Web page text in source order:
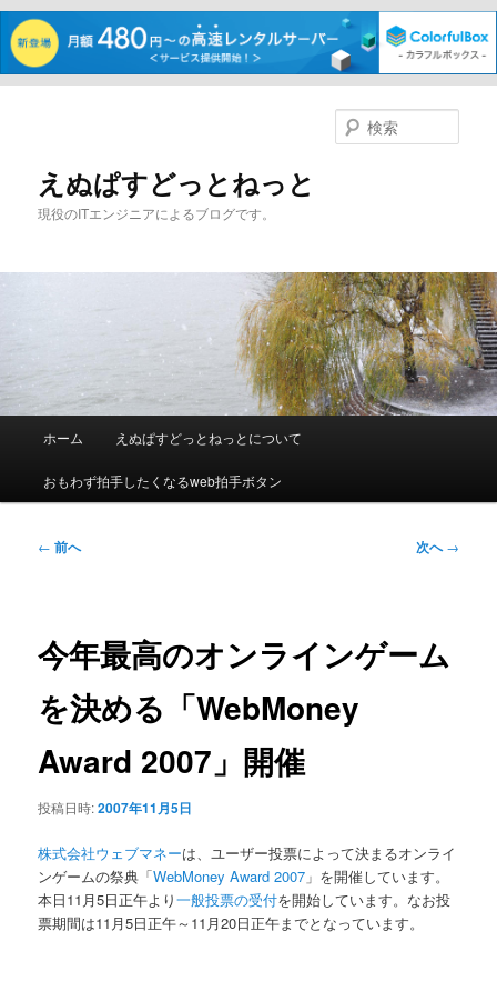
えぬぱすどっとねっと
現役のITエンジニアによるブログです。
索
メ
ホーム えぬぱすどっとねっとについて
おもわず拍手したくなるweb拍手ボタン
投
ゲ
ー
ョ
ン
← 前へ 次へ→
今年最高のオンラインゲーム
を決める「WebMoney
Award 2007」開催
投稿日時:2007年11月5日
株式会社ウェブマネーは、ユーザー投票によって決まるオンライ
ンゲームの祭典「WebMoney Award 2007 」を開催しています。
本日11月5日正午より一般投票の受付を開始しています。なお投
票期間は11月5日正午～11月20日正午までとなっています。